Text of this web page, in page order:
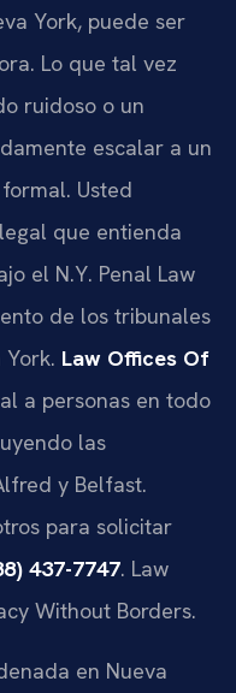
York, puede ser
Lo que tal vez
ruidoso o un
escalar a un
Usted
que entienda
el N.Y. Penal Law
de los tribunales
Law Offices Of
a personas en todo
las
y Belfast.
para solicitar
437-7747. Law
Without Borders.
en Nueva